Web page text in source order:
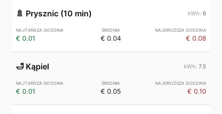
🚿 Prysznic (10 min) 6
€ 0.01 € 0.04 € 0.08
🛁 Kąpiel 7.5
€ 0.01 € 0.05 € 0.10